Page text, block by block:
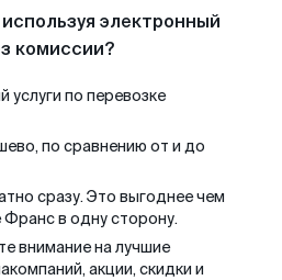
электронный
комиссии?
услуги по перевозке
по сравнению от и до
сразу. Это выгоднее чем
в одну сторону.
внимание на лучшие
акции, скидки и